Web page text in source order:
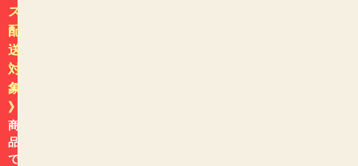
ス
配
送
対
象
》
商
品
で